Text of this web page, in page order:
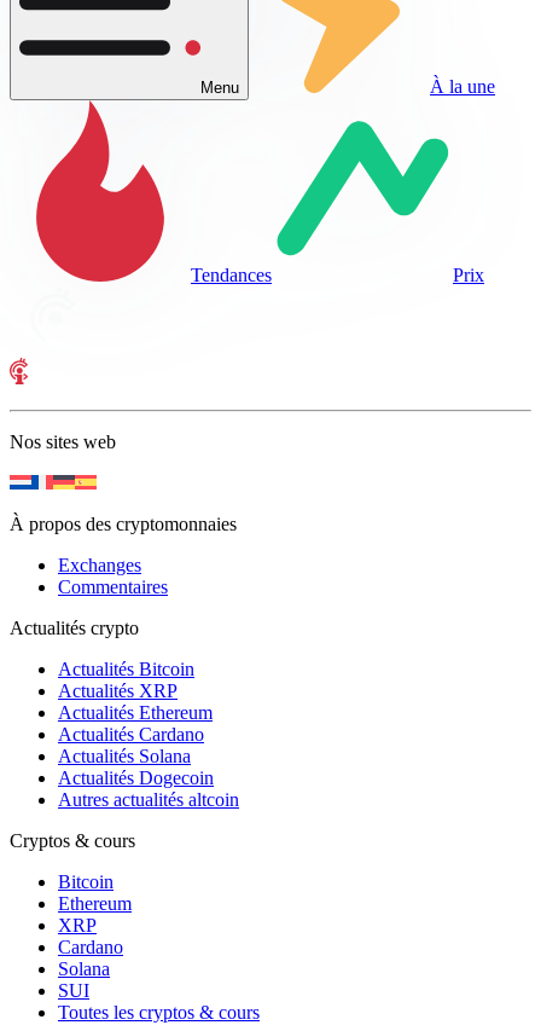
Menu À la une
Tendances Prix
Nos sites web
À propos des cryptomonnaies
Exchanges
Commentaires
Actualités crypto
Actualités Bitcoin
Actualités XRP
Actualités Ethereum
Actualités Cardano
Actualités Solana
Actualités Dogecoin
Autres actualités altcoin
Cryptos & cours
Bitcoin
Ethereum
XRP
Cardano
Solana
SUI
Toutes les cryptos & cours